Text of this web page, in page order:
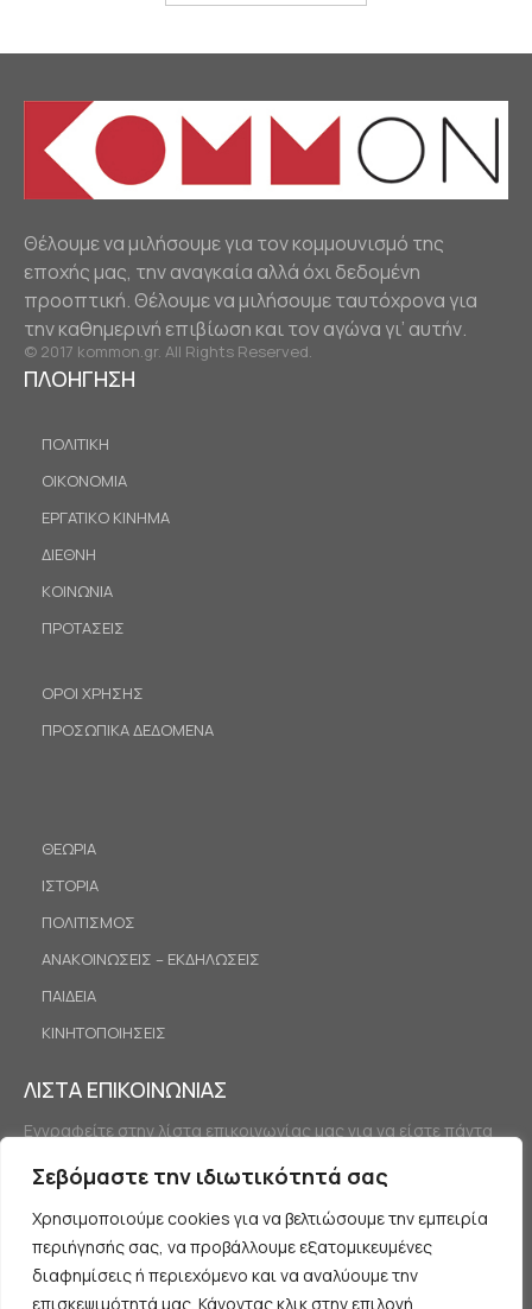
Σεβόμαστε την ιδιωτικότητά σας
Χρησιμοποιούμε cookies για να βελτιώσουμε την εμπειρία
περιήγησής σας, να προβάλλουμε εξατομικευμένες
διαφημίσεις ή περιεχόμενο και να αναλύουμε την
επισκεψιμότητά μας. Κάνοντας κλικ στην επιλογή
Θέλουμε να μιλήσουμε για τον κομμουνισμό της
εποχής μας, την αναγκαία αλλά όχι δεδομένη
προοπτική. Θέλουμε να μιλήσουμε ταυτόχρονα για
την καθημερινή επιβίωση και τον αγώνα γι’ αυτήν.
© 2017 kommon.gr. All Rights Reserved.
ΠΛΟΗΓΗΣΗ
ΠΟΛΙΤΙΚΗ
ΟΙΚΟΝΟΜΙΑ
ΕΡΓΑΤΙΚΟ ΚΙΝΗΜΑ
ΔΙΕΘΝΗ
ΚΟΙΝΩΝΙΑ
ΠΡΟΤΑΣΕΙΣ
ΟΡΟΙ ΧΡΗΣΗΣ
ΠΡΟΣΩΠΙΚΑ ΔΕΔΟΜΕΝΑ
ΘΕΩΡΙΑ
ΙΣΤΟΡΙΑ
ΠΟΛΙΤΙΣΜΟΣ
ΑΝΑΚΟΙΝΩΣΕΙΣ – ΕΚΔΗΛΩΣΕΙΣ
ΠΑΙΔΕΙΑ
ΚΙΝΗΤΟΠΟΙΗΣΕΙΣ
ΛΙΣΤΑ ΕΠΙΚΟΙΝΩΝΙΑΣ
Εγγραφείτε στην λίστα επικοινωνίας μας για να είστε πάντα